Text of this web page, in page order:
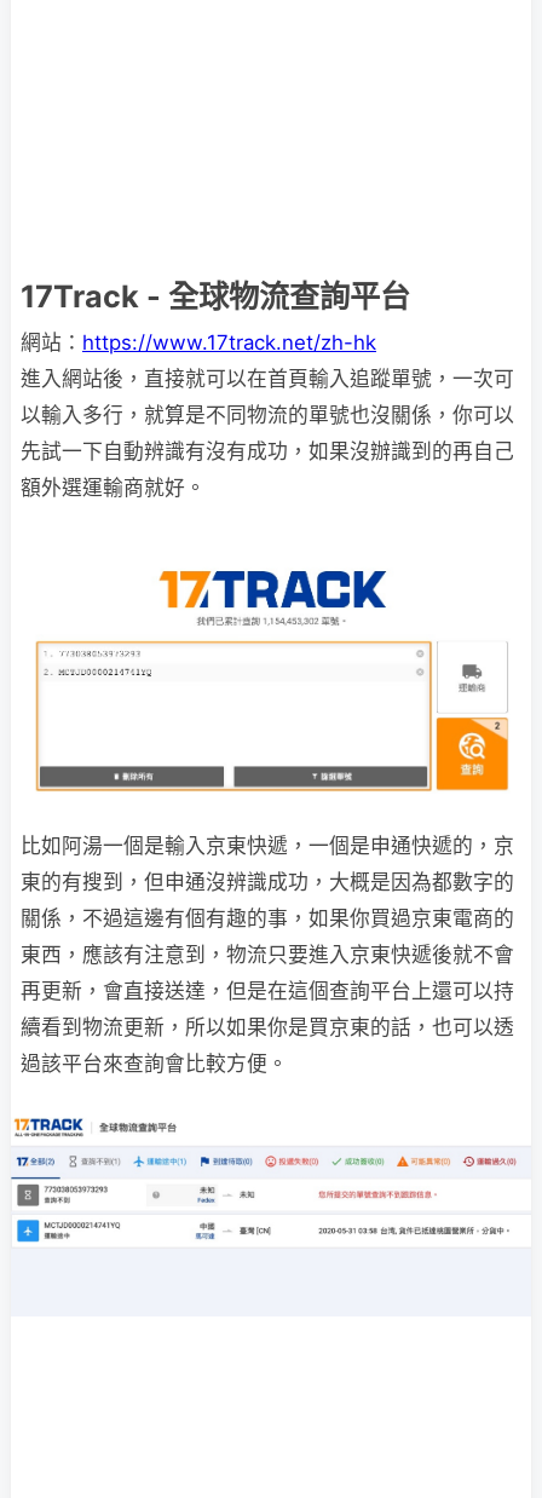
17Track - 全球物流查詢平台
網站： https://www.17track.net/zh-hk
進入網站後，直接就可以在首頁輸入追蹤單號，一次可
以輸入多行，就算是不同物流的單號也沒關係，你可以
先試一下自動辨識有沒有成功，如果沒辦識到的再自己
額外選運輸商就好。
比如阿湯一個是輸入京東快遞，一個是申通快遞的，京
東的有搜到，但申通沒辨識成功，大概是因為都數字的
關係，不過這邊有個有趣的事，如果你買過京東電商的
東西，應該有注意到，物流只要進入京東快遞後就不會
再更新，會直接送達，但是在這個查詢平台上還可以持
續看到物流更新，所以如果你是買京東的話，也可以透
過該平台來查詢會比較方便。